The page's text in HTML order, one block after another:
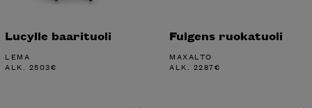
Lucylle baarituoli
LEMA
ALK. 2503€
Fulgens ruokatuoli
MAXALTO
ALK. 2287€